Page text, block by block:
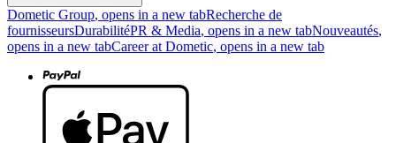
Dometic Group, opens in a new tabRecherche de
fournisseursDurabilitéPR & Media, opens in a new tabNouveautés,
opens in a new tabCareer at Dometic, opens in a new tab